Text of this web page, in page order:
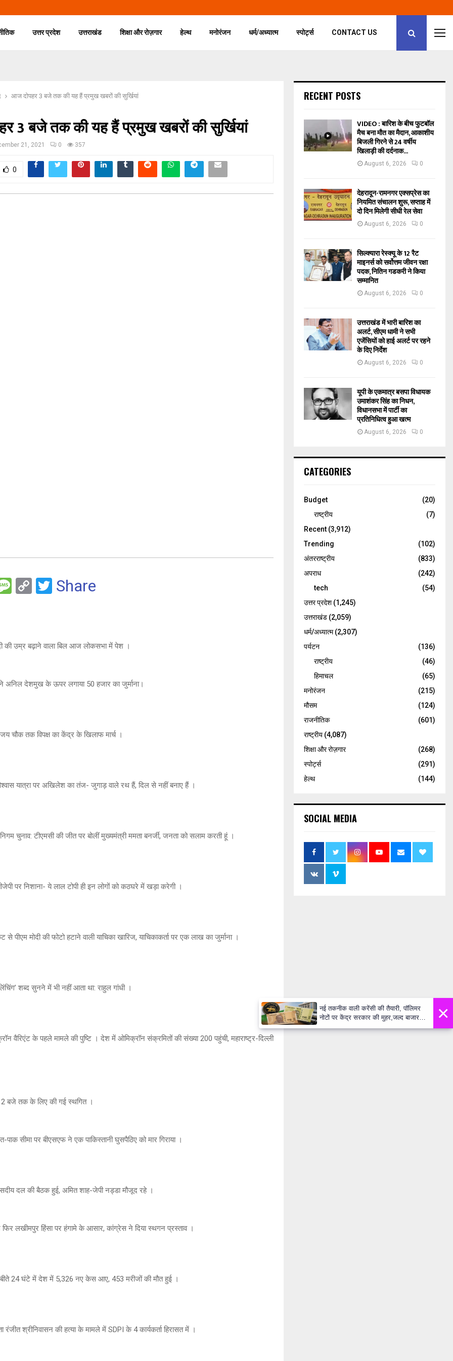
उत्तर प्रदेश उत्तराखंड शिक्षा और रोज़गार हेल्थ मनोरंजन धर्म/अध्यात्म स्पोर्ट्स CONTACT US
आज दोपहर 3 बजे तक की यह हैं प्रमुख खबरों की सुर्खियां
3 बजे तक की यह हैं प्रमुख खबरों की सुर्खियां
21, 2021 0 357
0
M
g
C
n
T
Share
की उम्र बढ़ाने वाला बिल आज लोकसभा में पेश ।
अनिल देशमुख के ऊपर लगाया 50 हजार का जुर्माना।
चौक तक विपक्ष का केंद्र के खिलाफ मार्च ‌।
यात्रा पर अखिलेश का तंज- जुगाड़ वाले रथ हैं, दिल से नहीं बनाए हैं ।
चुनाव: टीएमसी की जीत पर बोलीं मुख्यमंत्री ममता बनर्जी, जनता को सलाम करती हूं ।
पर निशाना- ये लाल टोपी ही इन लोगों को कठघरे में खड़ा करेगी ।
से पीएम मोदी की फोटो हटाने वाली याचिका खारिज, याचिकाकर्ता पर एक लाख का जुर्माना ।
शब्द सुनने में भी नहीं आता था: राहुल गांधी ।
वैरिएंट के पहले मामले की पुष्टि । देश में ओमिक्रॉन संक्रमितों की संख्या 200 पहुंची, महाराष्ट्र-दिल्ली
2 बजे तक के लिए की गई स्थगित ।
पाक सीमा पर बीएसएफ ने एक पाकिस्तानी घुसपैठिए को मार गिराया ।
दल की बैठक हुई, अमित शाह-जेपी नड्डा मौजूद रहे ।
लखीमपुर हिंसा पर हंगामे के आसार, कांग्रेस ने दिया स्थगन प्रस्ताव ।
बीते 24 घंटे में देश में 5,326 नए केस आए, 453 मरीजों की मौत हुई ।
रंजीत श्रीनिवासन की हत्या के मामले में SDPI के 4 कार्यकर्ता हिरासत में ।
RECENT POSTS
VIDEO : बारिश के बीच फुटबॉल
मैच बना मौत का मैदान, आकाशीय
बिजली गिरने से 24 वर्षीय
खिलाड़ी की दर्दनाक...
August 6, 2026 0
देहरादून-रामनगर एक्सप्रेस का
नियमित संचालन शुरू, सप्ताह में
दो दिन मिलेगी सीधी रेल सेवा
August 6, 2026 0
सिल्क्यारा रेस्क्यू के 12 रैट
माइनर्स को सर्वोत्तम जीवन रक्षा
पदक, नितिन गडकरी ने किया
सम्मानित
August 6, 2026 0
उत्तराखंड में भारी बारिश का
अलर्ट, सीएम धामी ने सभी
एजेंसियों को हाई अलर्ट पर रहने
के दिए निर्देश
August 6, 2026 0
यूपी के एकमात्र बसपा विधायक
उमाशंकर सिंह का निधन,
विधानसभा में पार्टी का
प्रतिनिधित्व हुआ खत्म
August 6, 2026 0
CATEGORIES
Budget
(20)
राष्ट्रीय
(7)
Recent (3,912)
Trending
(102)
अंतरराष्ट्रीय
(833)
अपराध
(242)
tech
(54)
उत्तर प्रदेश(1,245)
उत्तराखंड (2,059)
धर्म/अध्यात्म(2,307)
पर्यटन
(136)
राष्ट्रीय
(46)
हिमाचल
(65)
मनोरंजन
(215)
मौसम
(124)
राजनीतिक
(601)
राष्ट्रीय (4,087)
शिक्षा और रोज़गार
(268)
स्पोर्ट्स
(291)
हेल्थ
(144)
SOCIAL MEDIA
×
नई तकनीक वाली करेंसी की तैयारी, पॉलिमर
नोटों पर केंद्र सरकार की मुहर,जल्द बाजार में
दिखेंगे प्लास्टिक के ₹10 और ₹20 के नोट -